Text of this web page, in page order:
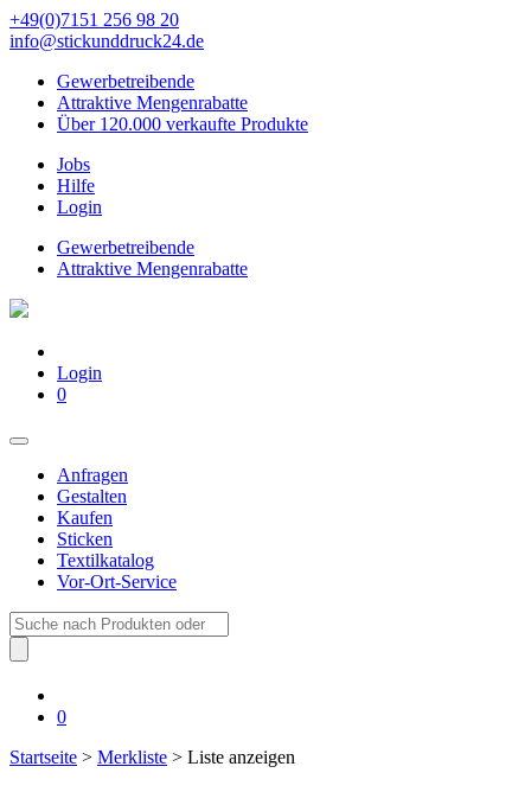
+49(0)7151 256 98 20‬
info@stickunddruck24.de
Gewerbetreibende
Attraktive Mengenrabatte
Über 120.000 verkaufte Produkte
Jobs
Hilfe
Login
Gewerbetreibende
Attraktive Mengenrabatte
Login
0
Anfragen
Gestalten
Kaufen
Sticken
Textilkatalog
Vor-Ort-Service
Suche
nach:
0
Startseite > Merkliste > Liste anzeigen